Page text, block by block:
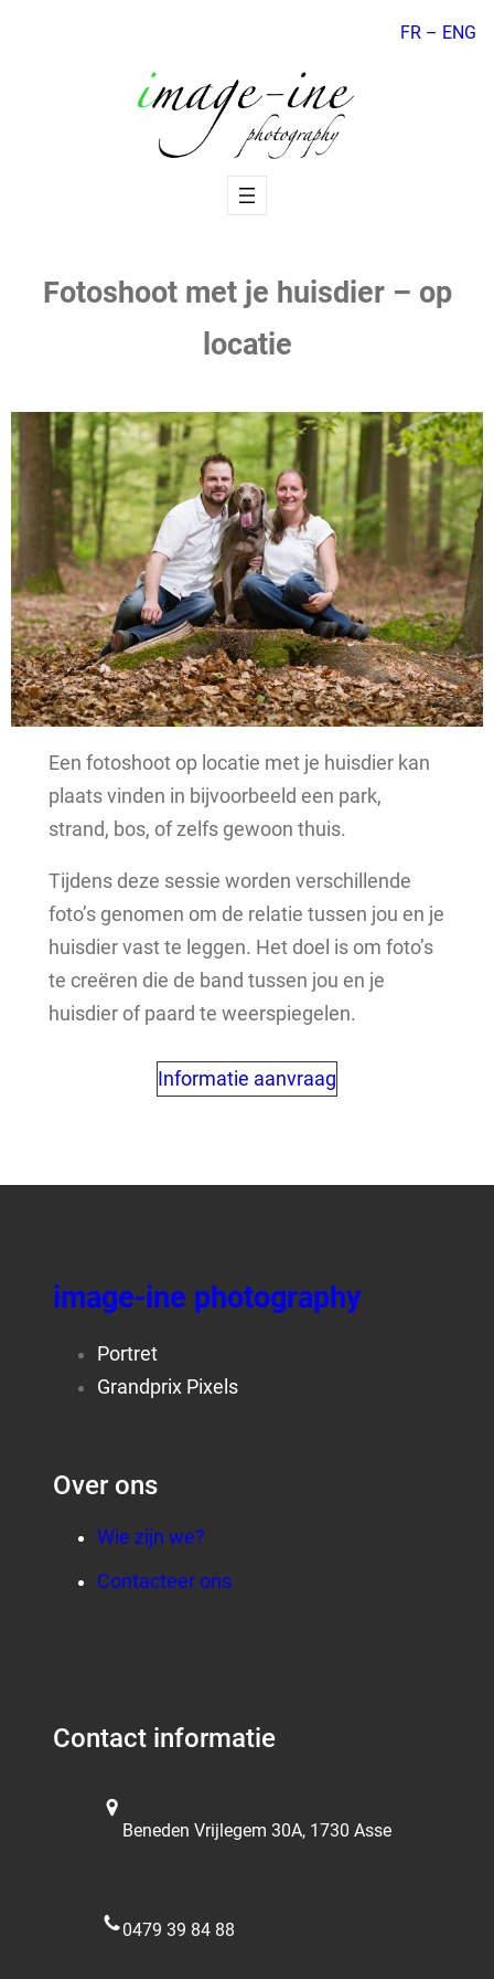
FR – ENG
Fotoshoot met je huisdier – op
locatie
Een fotoshoot op locatie met je huisdier kan
plaats vinden in bijvoorbeeld een park,
strand, bos, of zelfs gewoon thuis.
Tijdens deze sessie worden verschillende
foto’s genomen om de relatie tussen jou en je
huisdier vast te leggen. Het doel is om foto’s
te creëren die de band tussen jou en je
huisdier of paard te weerspiegelen.
Informatie aanvraag
image-ine photography
Portret
Grandprix Pixels
Over ons
Wie zijn we?
Contacteer ons
Contact informatie
Beneden Vrijlegem 30A, 1730 Asse
0479 39 84 88